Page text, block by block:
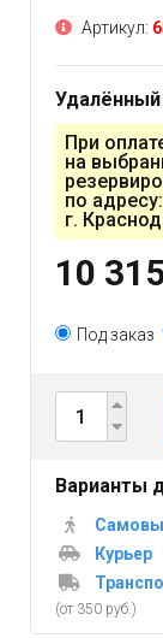
Артикул:
При
на
по адресу:
г.
10
Под заказ
Варианты
Курьер
(от 350 руб.)